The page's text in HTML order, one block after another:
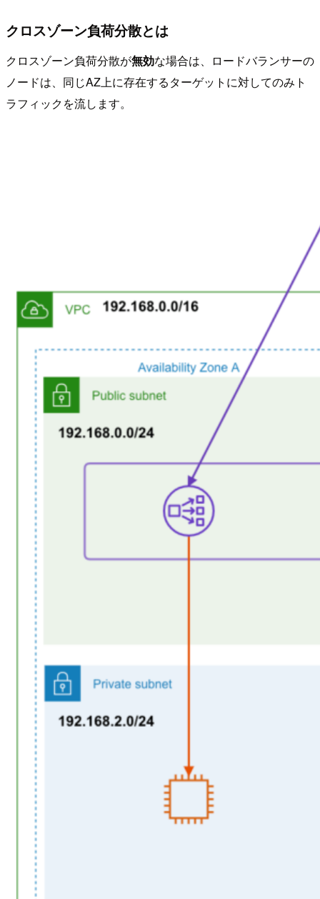
クロスゾーン負荷分散とは
クロスゾーン負荷分散が無効な場合は、ロードバランサーの
ノードは、同じAZ上に存在するターゲットに対してのみト
ラフィックを流します。